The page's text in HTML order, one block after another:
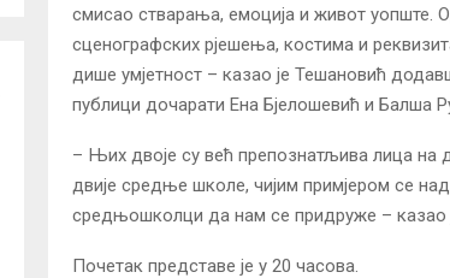
смисао стварања, емоција и живот уопште.
сценографских рјешења, костима и
дише умјетност – казао је Тешановић
публици дочарати Ена Бјелошевић и Балша
– Њих двоје су већ препознатљива лица на
двије средње школе, чијим примјером се
средњошколци да нам се придруже – казао
Почетак представе је у 20 часова.